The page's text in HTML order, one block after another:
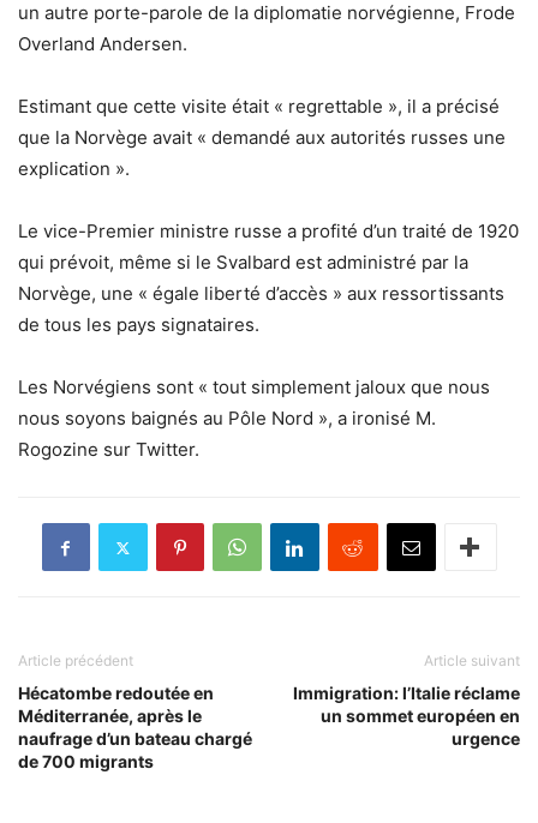
un autre porte-parole de la diplomatie norvégienne, Frode
Overland Andersen.
Estimant que cette visite était « regrettable », il a précisé
que la Norvège avait « demandé aux autorités russes une
explication ».
Le vice-Premier ministre russe a profité d’un traité de 1920
qui prévoit, même si le Svalbard est administré par la
Norvège, une « égale liberté d’accès » aux ressortissants
de tous les pays signataires.
Les Norvégiens sont « tout simplement jaloux que nous
nous soyons baignés au Pôle Nord », a ironisé M.
Rogozine sur Twitter.
Article précédent
Hécatombe redoutée en
Méditerranée, après le
naufrage d’un bateau chargé
de 700 migrants
Article suivant
Immigration: l’Italie réclame
un sommet européen en
urgence